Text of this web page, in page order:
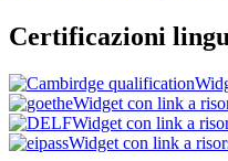
Certificazioni
Widget con link a
Widget con link a
Widget con link a